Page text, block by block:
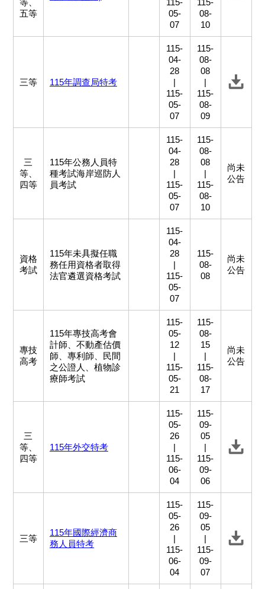
五等
05-
07
08-
10
三等 115年調查局特考
115-
04-
28
|
115-
05-
07
115-
08-
08
|
115-
08-
09
三
等、
四等
115年公務人員特
種考試海岸巡防人
員考試
115-
04-
28
|
115-
05-
07
115-
08-
08
|
115-
08-
10
尚未
公告
資格
考試
115年未具擬任職
務任用資格者取得
法官遴選資格考試
115-
04-
28
|
115-
05-
07
115-
08-
08
尚未
公告
專技
高考
115年專技高考會
計師、不動產估價
師、專利師、民間
之公證人、植物診
療師考試
115-
05-
12
|
115-
05-
21
115-
08-
15
|
115-
08-
17
尚未
公告
三
等、
四等
115年外交特考
115-
05-
26
|
115-
06-
04
115-
09-
05
|
115-
09-
06
三等
115年國際經濟商
務人員特考
115-
05-
26
|
115-
06-
04
115-
09-
05
|
115-
09-
07